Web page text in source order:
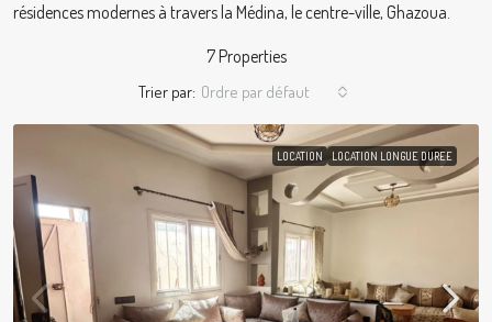
résidences modernes à travers la Médina, le centre-ville, Ghazoua.
7 Properties
Trier par: Ordre par défaut
LOCATION LOCATION LONGUE DUREE